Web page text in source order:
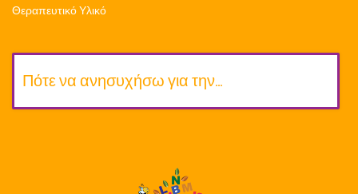
Θεραπευτικό Υλικό
Πότε να ανησυχήσω για την…